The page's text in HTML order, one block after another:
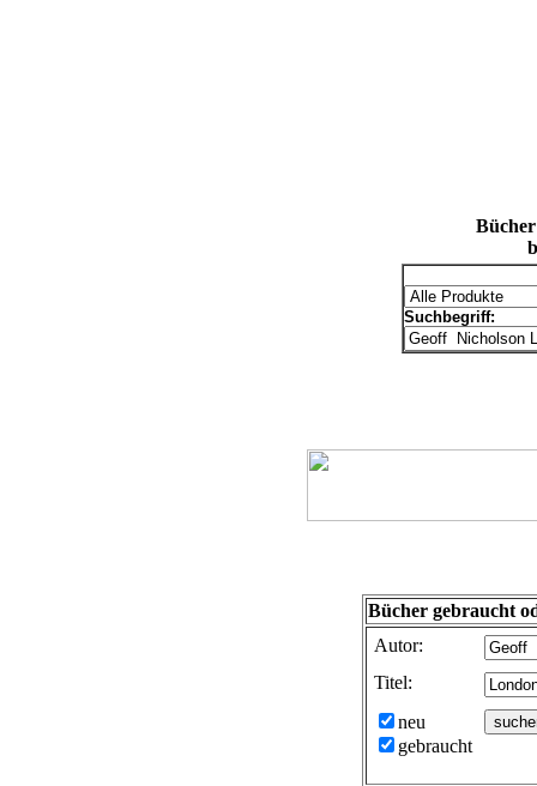
Suchbegriff:
Bücher gebraucht
Autor:
Titel:
neu
gebraucht